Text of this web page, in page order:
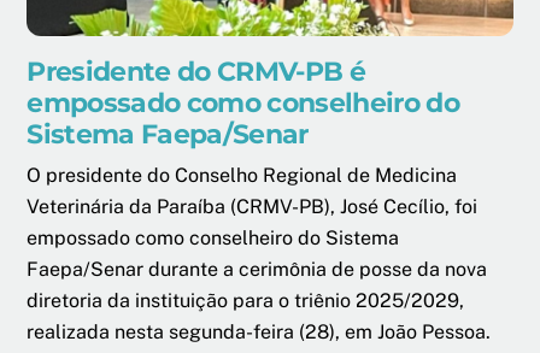
Presidente do CRMV-PB é
empossado como conselheiro do
Sistema Faepa/Senar
O presidente do Conselho Regional de Medicina
Veterinária da Paraíba (CRMV-PB), José Cecílio, foi
empossado como conselheiro do Sistema
Faepa/Senar durante a cerimônia de posse da nova
diretoria da instituição para o triênio 2025/2029,
realizada nesta segunda-feira (28), em João Pessoa.